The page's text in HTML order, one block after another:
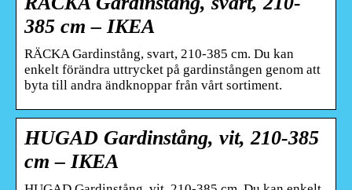
385 cm – IKEA
RÄCKA Gardinstång, svart, 210-385 cm. Du kan
enkelt förändra uttrycket på gardinstången genom att
byta till andra ändknoppar från vårt sortiment.
HUGAD Gardinstång, vit, 210-385
cm – IKEA